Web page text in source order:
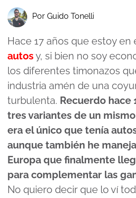
Por Guido Tonelli
Hace 17 años que estoy en
autosy, si bien no soy
los diferentes timonazos
industria amén de una
turbulenta. Recuerdo hace
tres variantes de un
era el único que tenía
aunque también he
Europa que finalmente
para complementar las
No quiero decir que lo ví